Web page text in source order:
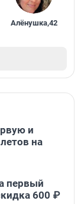
Алёнушка,42
и
на
первый
600 ₽